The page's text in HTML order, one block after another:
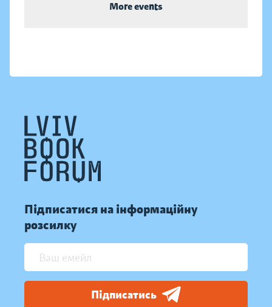
More events
Підписатися на інформаційну
розсилку
Підписатись